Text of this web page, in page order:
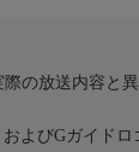
の放送内容と
よびGガイド